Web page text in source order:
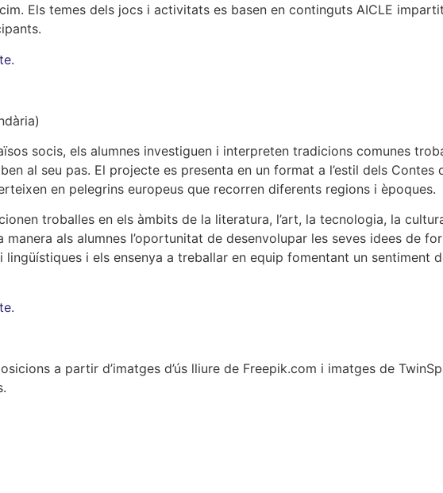
Els temes dels jocs i activitats es basen en continguts AICLE
socis, els alumnes investiguen i interpreten tradicions comunes
al seu pas. El projecte es presenta en un format a l’estil dels Contes
en pelegrins europeus que recorren diferents regions i èpoques.
troballes en els àmbits de la literatura, l’art, la tecnologia, la
manera als alumnes l’oportunitat de desenvolupar les seves idees de
i els ensenya a treballar en equip fomentant un sentiment
a partir d’imatges d’ús lliure de Freepik.com i imatges de